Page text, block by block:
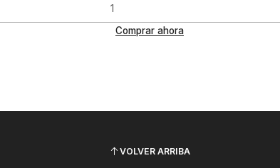
Comprar ahora
VOLVER ARRIBA